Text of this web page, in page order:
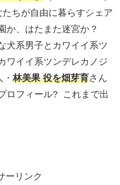
ちが自由に暮らすシェア
か、はたまた迷宮か？
犬系男子とカワイイ系ツ
ワイイ系ツンデレカノジ
・林美果 役を畑芽育さん
ロフィール? これまで出
ーリンク